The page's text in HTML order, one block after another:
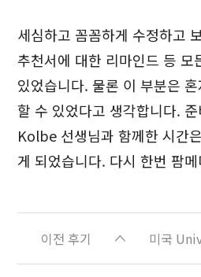
세심하고 꼼꼼하게 수정하고
추천서에 대한 리마인드 등
있었습니다. 물론 이 부분은
할 수 있었다고 생각합니다.
Kolbe 선생님과 함께한 시간
게 되었습니다. 다시 한번 팜
이전 후기 미국